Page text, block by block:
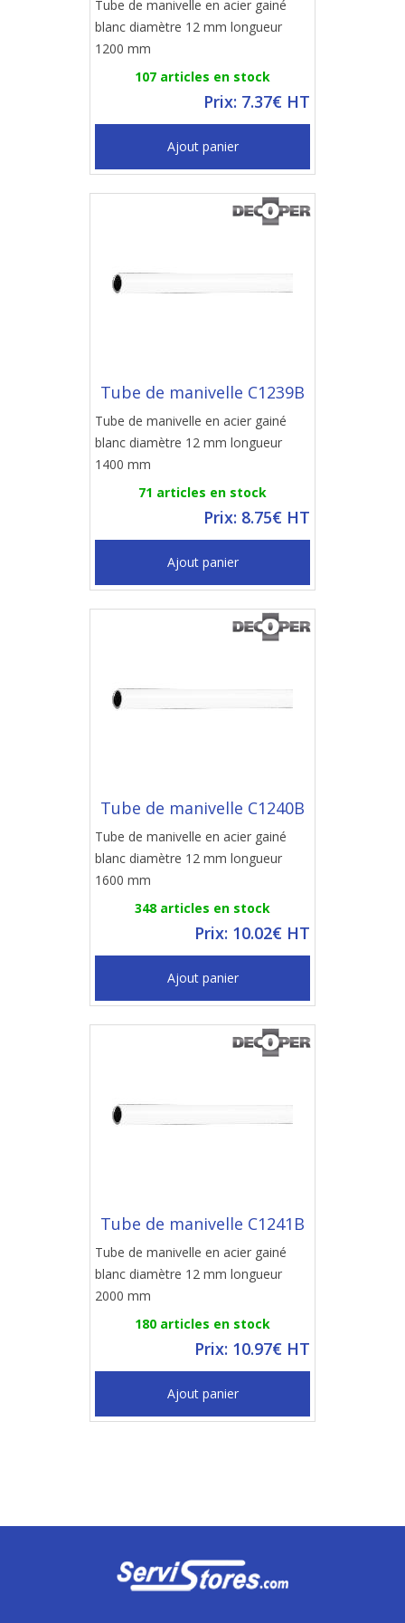
Tube de manivelle en acier gainé
blanc diamètre 12 mm longueur
1200 mm
107 articles en stock
Prix: 7.37€ HT
Ajout panier
Tube de manivelle C1239B
Tube de manivelle en acier gainé
blanc diamètre 12 mm longueur
1400 mm
71 articles en stock
Prix: 8.75€ HT
Ajout panier
Tube de manivelle C1240B
Tube de manivelle en acier gainé
blanc diamètre 12 mm longueur
1600 mm
348 articles en stock
Prix: 10.02€ HT
Ajout panier
Tube de manivelle C1241B
Tube de manivelle en acier gainé
blanc diamètre 12 mm longueur
2000 mm
180 articles en stock
Prix: 10.97€ HT
Ajout panier